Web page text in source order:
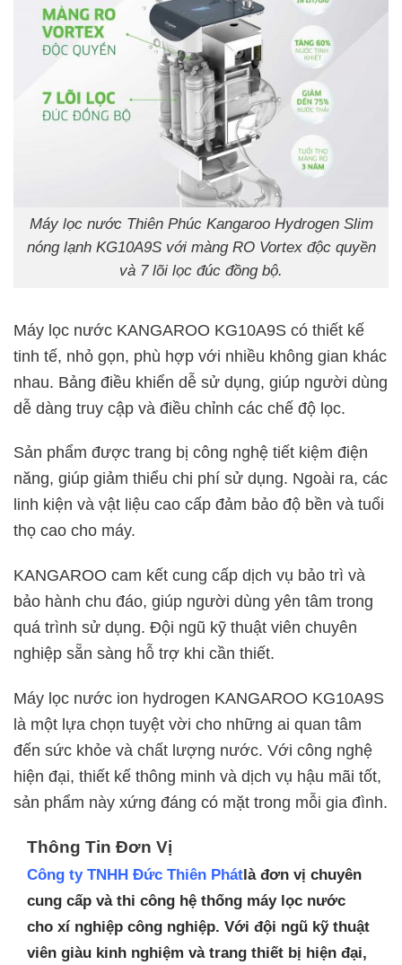
Máy lọc nước Thiên Phúc Kangaroo Hydrogen Slim
nóng lạnh KG10A9S với màng RO Vortex độc quyền
và 7 lõi lọc đúc đồng bộ.
Máy lọc nước KANGAROO KG10A9S có thiết kế
tinh tế, nhỏ gọn, phù hợp với nhiều không gian khác
nhau. Bảng điều khiển dễ sử dụng, giúp người dùng
dễ dàng truy cập và điều chỉnh các chế độ lọc.
Sản phẩm được trang bị công nghệ tiết kiệm điện
năng, giúp giảm thiểu chi phí sử dụng. Ngoài ra, các
linh kiện và vật liệu cao cấp đảm bảo độ bền và tuổi
thọ cao cho máy.
KANGAROO cam kết cung cấp dịch vụ bảo trì và
bảo hành chu đáo, giúp người dùng yên tâm trong
quá trình sử dụng. Đội ngũ kỹ thuật viên chuyên
nghiệp sẵn sàng hỗ trợ khi cần thiết.
Máy lọc nước ion hydrogen KANGAROO KG10A9S
là một lựa chọn tuyệt vời cho những ai quan tâm
đến sức khỏe và chất lượng nước. Với công nghệ
hiện đại, thiết kế thông minh và dịch vụ hậu mãi tốt,
sản phẩm này xứng đáng có mặt trong mỗi gia đình.
Thông Tin Đơn Vị
Công ty TNHH Đức Thiên Phátlà đơn vị chuyên
cung cấp và thi công hệ thống máy lọc nước
cho xí nghiệp công nghiệp. Với đội ngũ kỹ thuật
viên giàu kinh nghiệm và trang thiết bị hiện đại,